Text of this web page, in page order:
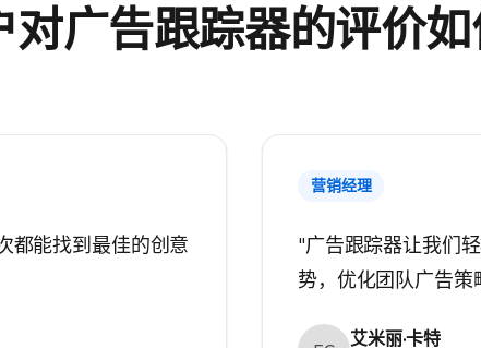
对广告跟踪器的评价如
都能找到最佳的创意
营销经理
"广告跟踪器让我们
势，优化团队广告策
艾米丽·卡特